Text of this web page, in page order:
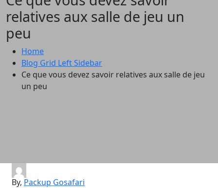
relatives aux salle de jeu un
peu
Home
Blog Grid Left Sidebar
Ce que vous devez savoir relatives aux salle de jeu
un peu
By, Packup Gosafari